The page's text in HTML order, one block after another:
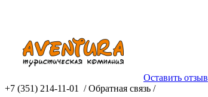
Оставить отзыв
+7 (351) 214-11-01 /Обратная связь /